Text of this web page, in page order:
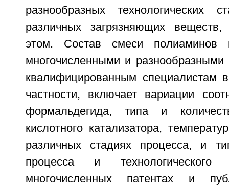
разнообразных технологических
различных загрязняющих
этом. Состав смеси полиаминов
многочисленными и
квалифицированным специалистам
частности, включает вариации
формальдегида, типа и
кислотного катализатора,
различных стадиях процесса, и
процесса и
многочисленных патентах и